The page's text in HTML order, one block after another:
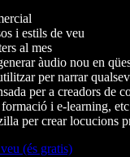
i estils de veu
al mes
àudio nou en
per narrar
per a creadors de
i e-learning,
per crear locucions
(és gratis)